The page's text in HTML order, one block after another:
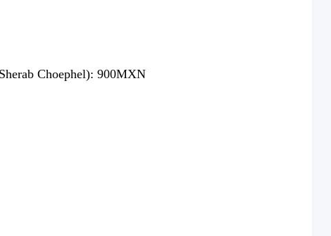
Choephel): 900MXN